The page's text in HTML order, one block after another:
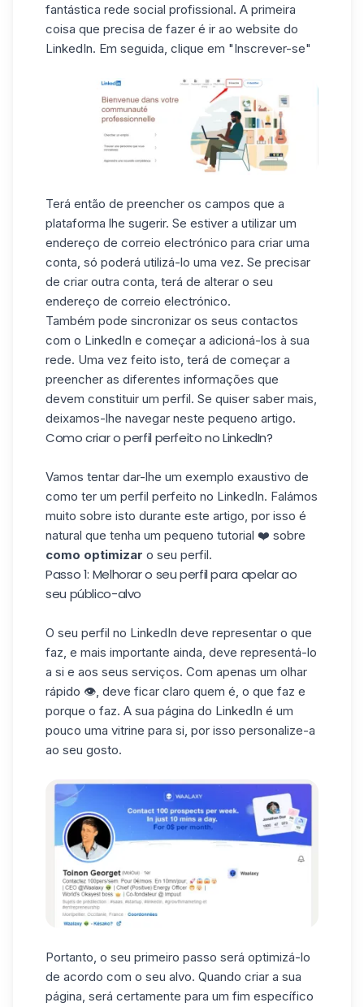
fantástica rede social profissional. A primeira
coisa que precisa de fazer é ir ao website do
LinkedIn. Em seguida, clique em "Inscrever-se"
Terá então de preencher os campos que a
plataforma lhe sugerir. Se estiver a utilizar um
endereço de correio electrónico para criar uma
conta, só poderá utilizá-lo uma vez. Se precisar
de criar outra conta, terá de alterar o seu
endereço de correio electrónico.
Também pode sincronizar os seus contactos
com o LinkedIn e começar a adicioná-los à sua
rede. Uma vez feito isto, terá de começar a
preencher as diferentes informações que
devem constituir um perfil. Se quiser saber mais,
deixamos-lhe navegar neste pequeno artigo.
Como criar o perfil perfeito no LinkedIn?
Vamos tentar dar-lhe um exemplo exaustivo de
como ter um perfil perfeito no LinkedIn. Falámos
muito sobre isto durante este artigo, por isso é
natural que tenha um pequeno tutorial ❤️ sobre
como optimizar o seu perfil.
Passo 1: Melhorar o seu perfil para apelar ao
seu público-alvo
O seu perfil no LinkedIn deve representar o que
faz, e mais importante ainda, deve representá-lo
a si e aos seus serviços. Com apenas um olhar
rápido 👁️, deve ficar claro quem é, o que faz e
porque o faz. A sua página do LinkedIn é um
pouco uma vitrine para si, por isso personalize-a
ao seu gosto.
Portanto, o seu primeiro passo será optimizá-lo
de acordo com o seu alvo. Quando criar a sua
página, será certamente para um fim específico